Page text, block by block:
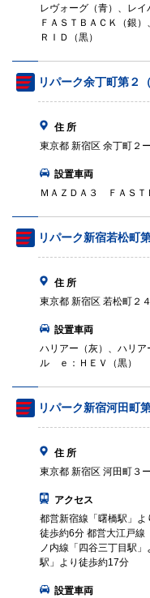
レヴォーグ（青）、レ
ＦＡＳＴＢＡＣＫ（銀
ＲＩＤ（黒）
リパーク余丁町第２
住 所
東京都 新宿区 余丁町２
設置車両
ＭＡＺＤＡ３ ＦＡＳＴ
リパーク新宿若松町
住 所
東京都 新宿区 若松町２
設置車両
ハリアー（灰）、ハリ
ル ｅ：ＨＥＶ（黒）
リパーク新宿河田町
住 所
東京都 新宿区 河田町３
アクセス
都営新宿線「曙橋駅」
徒歩約6分 都営大江戸線
ノ内線「四谷三丁目駅
駅」より徒歩約17分
設置車両